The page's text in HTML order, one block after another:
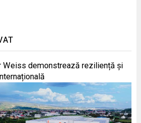
Weiss demonstrează reziliență și